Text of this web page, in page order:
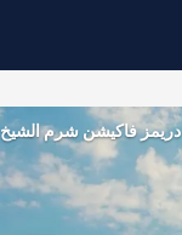
دريمز فاكيشن شرم الشيخ